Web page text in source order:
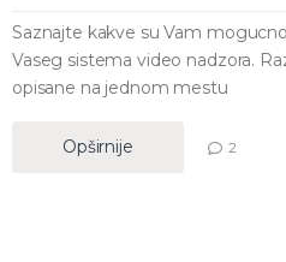
Saznajte kakve su Vam
Vaseg sistema video nadzora.
opisane na jednom mestu
Opširnije 2